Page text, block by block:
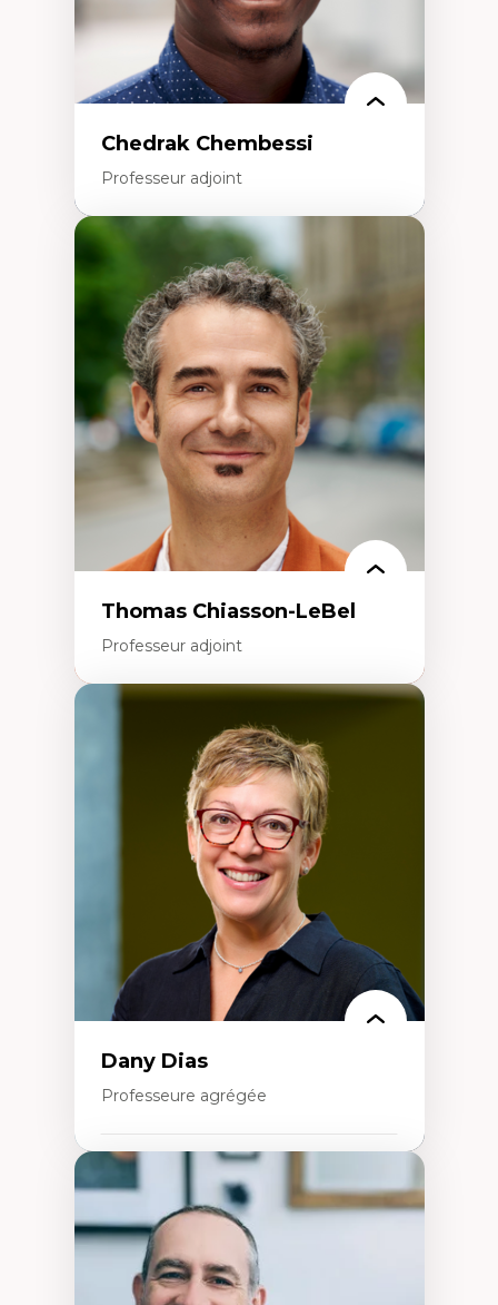
Chedrak Chembessi
Professeur adjoint
Économie circulaire
Modèles d’affaires durables
Histoire des faits économiques
Gestion durable des ressources naturelles
Écologie industrielle
Aménagement durable du territoire
Développement régional
Coopératives
Télétravail en milieu rural francophone
Transition socio-écologique
Thomas Chiasson-LeBel
Professeur adjoint
Théories du développement
Économie politique comparée
Élites économiques
Sociologie économique
Extractivisme
Classes sociales
Mouvements sociaux
Théories de l’État
Dany Dias
Professeure agrégée
Pédagogies critiques et justice sociale
Éthique relationnelle et sollicitude en
éducation
Décolonisation et autochtonisation de la
formation à l’enseignement
Littératie et didactique du français